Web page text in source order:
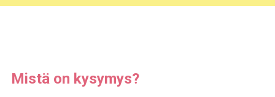
Mistä on kysymys?